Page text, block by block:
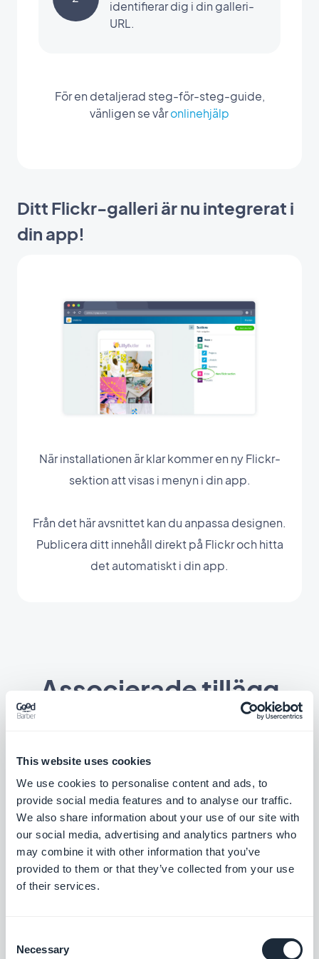
This website uses cookies
We use cookies to personalise content and ads, to
provide social media features and to analyse our traffic.
We also share information about your use of our site with
our social media, advertising and analytics partners who
may combine it with other information that you’ve
provided to them or that they’ve collected from your use
of their services.
Selection
Necessary
identifierar dig i din galleri-
URL.
För en detaljerad steg-för-steg-guide,
vänligen se våronlinehjälp
Ditt Flickr-galleri är nu integrerat i
din app!
När installationen är klar kommer en ny Flickr-
sektion att visas i menyn i din app.
Från det här avsnittet kan du anpassa designen.
Publicera ditt innehåll direkt på Flickr och hitta
det automatiskt i din app.
Associerade tillägg
Synkronisera ditt externa onlineinnehåll till
din app med GoodBarbers integrering av
RSS-flöden.
Anpassat artikelflöde